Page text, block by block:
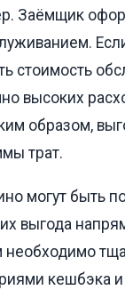
Заёмщик
стоимость
высоких
образом,
трат.
могут быть
выгода
кешбэка